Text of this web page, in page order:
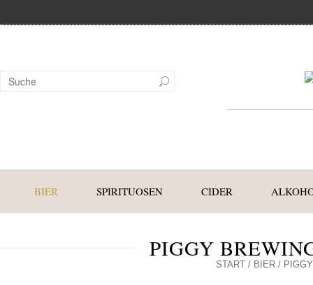
BIER SPIRITUOSEN CIDER
PIGGY
START / BIER /